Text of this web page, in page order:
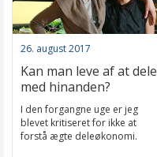
26. august 2017
Kan man leve af at dele
med hinanden?
I den forgangne uge er jeg
blevet kritiseret for ikke at
forstå ægte deleøkonomi.